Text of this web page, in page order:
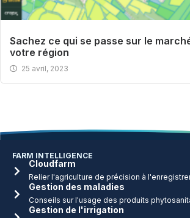
Sachez ce qui se passe sur le
votre région
25 avril, 2023
FARM INTELLIGENCE
Cloudfarm
Relier l'agriculture de précision à
Gestion des maladies
Conseils sur l'usage des produits
Gestion de l'irrigation